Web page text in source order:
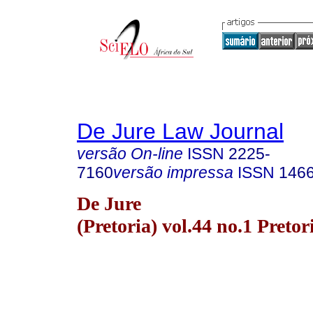
De Jure Law Journal
versão On-line ISSN 2225-
7160versão impressa ISSN
De Jure
(Pretoria) vol.44 no.1